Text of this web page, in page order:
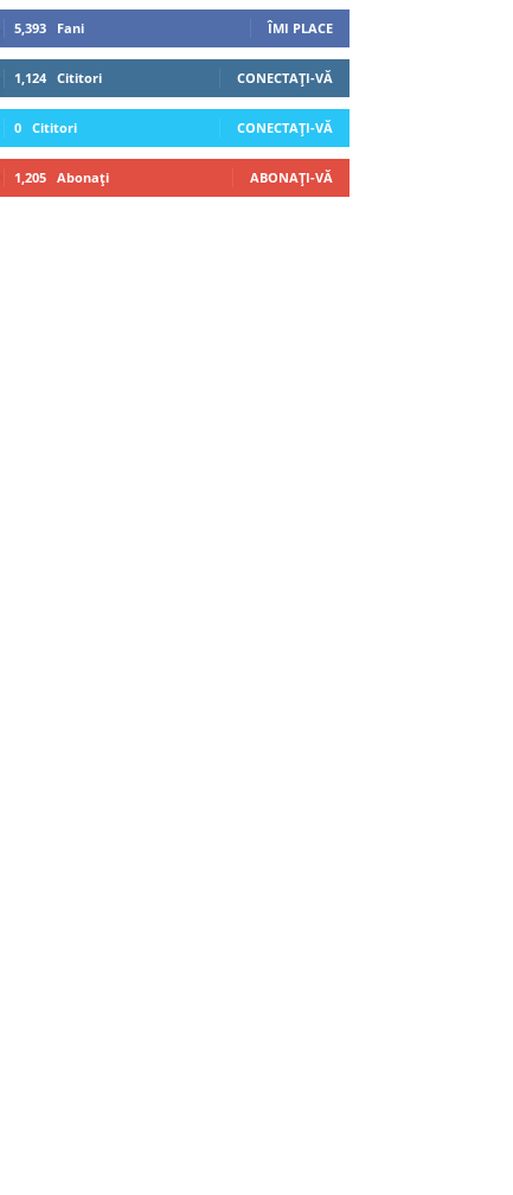
5,393 Fani ÎMI PLACE
1,124 Cititori CONECTAȚI-VĂ
0 Cititori CONECTAȚI-VĂ
1,205 Abonați ABONAȚI-VĂ